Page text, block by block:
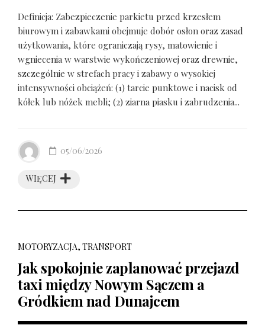
Definicja: Zabezpieczenie parkietu przed krzesłem
biurowym i zabawkami obejmuje dobór osłon oraz zasad
użytkowania, które ograniczają rysy, matowienie i
wgniecenia w warstwie wykończeniowej oraz drewnie,
szczególnie w strefach pracy i zabawy o wysokiej
intensywności obciążeń: (1) tarcie punktowe i nacisk od
kółek lub nóżek mebli; (2) ziarna piasku i zabrudzenia...
WIĘCEJ
05/06/2026
MOTORYZACJA, TRANSPORT
Jak spokojnie zaplanować przejazd
taxi między Nowym Sączem a
Gródkiem nad Dunajcem